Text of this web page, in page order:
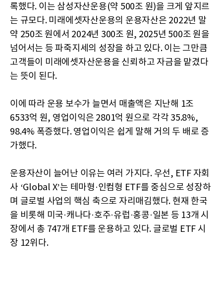
록했다. 이는 삼성자산운용(약 500조 원)을 크게 앞지르
는 규모다. 미래에셋자산운용의 운용자산은 2022년 말
약 250조 원에서 2024년 300조 원, 2025년 500조 원을
넘어서는 등 파죽지세의 성장을 하고 있다. 이는 그만큼
고객들이 미래에셋자산운용을 신뢰하고 자금을 맡겼다
는 뜻이 된다.
이에 따라 운용 보수가 늘면서 매출액은 지난해 1조
6533억 원, 영업이익은 2801억 원으로 각각 35.8%,
98.4% 폭증했다. 영업이익은 쉽게 말해 거의 두 배로 증
가했다.
운용자산이 늘어난 이유는 여러 가지다. 우선, ETF 자회
사 ‘Global X’는 테마형·인컴형 ETF를 중심으로 성장하
며 글로벌 사업의 핵심 축으로 자리매김했다. 현재 한국
을 비롯해 미국·캐나다·호주·유럽·홍콩·일본 등 13개 시
장에서 총 747개 ETF를 운용하고 있다. 글로벌 ETF 시
장 12위다.